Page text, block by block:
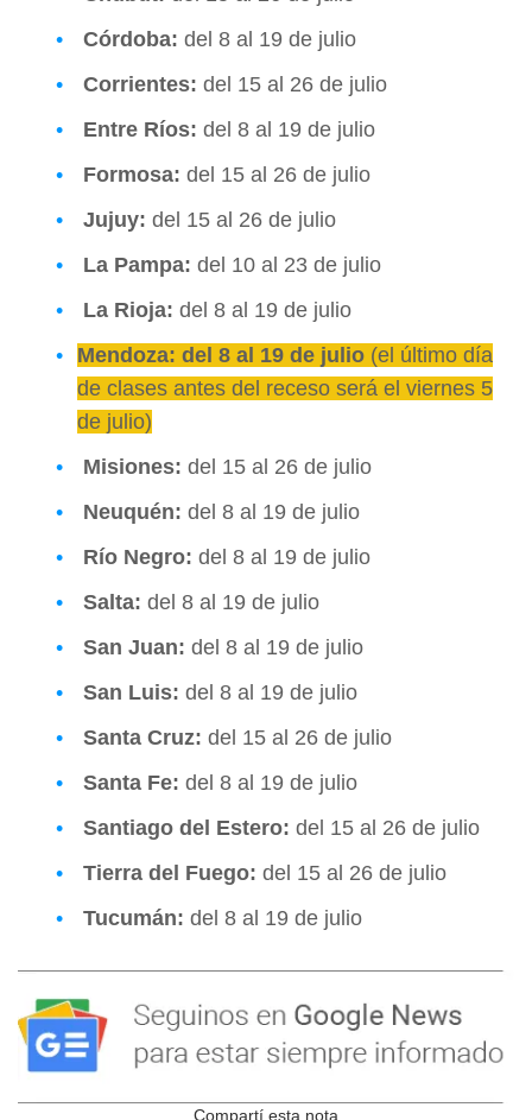
Córdoba: del 8 al 19 de julio
Corrientes: del 15 al 26 de julio
Entre Ríos: del 8 al 19 de julio
Formosa: del 15 al 26 de julio
Jujuy: del 15 al 26 de julio
La Pampa: del 10 al 23 de julio
La Rioja: del 8 al 19 de julio
Mendoza: del 8 al 19 de julio (el último día
de clases antes del receso será el viernes 5
de julio)
Misiones: del 15 al 26 de julio
Neuquén: del 8 al 19 de julio
Río Negro: del 8 al 19 de julio
Salta: del 8 al 19 de julio
San Juan: del 8 al 19 de julio
San Luis: del 8 al 19 de julio
Santa Cruz: del 15 al 26 de julio
Santa Fe: del 8 al 19 de julio
Santiago del Estero: del 15 al 26 de julio
Tierra del Fuego: del 15 al 26 de julio
Tucumán: del 8 al 19 de julio